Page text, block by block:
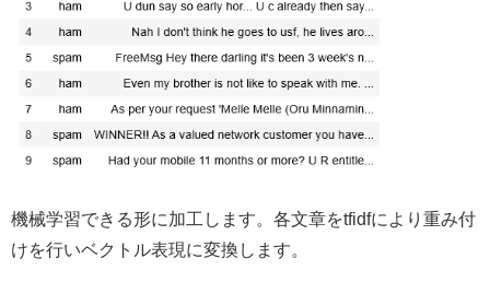
機械学習できる形に加工します。各文章をtfidfにより重み付
けを行いベクトル表現に変換します。